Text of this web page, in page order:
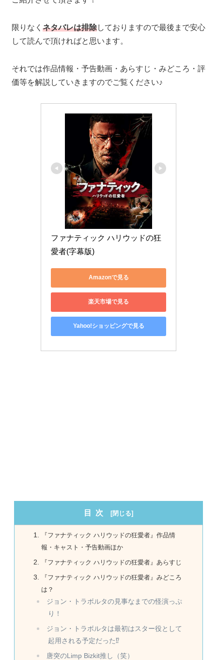
限りなく ネタバレは排除しておりますので最後まで安心
して読んで頂ければと思います。
それでは作品情報・予告動画・あらすじ・みどころ・評
価等を解説していきますのでご覧ください♪
ファナティック ハリウッドの狂
愛者(字幕版)
Amazonで見る
楽天市場で見る
Yahoo!ショッピングで見る
目次
『ファナティック ハリウッドの狂愛者』作品情
報・キャスト・予告動画ほか
『ファナティック ハリウッドの狂愛者』あらすじ
『ファナティック ハリウッドの狂愛者』みどころ
は？
ジョン・トラボルタの見事なまでの怪演っぷ
り！
ジョン・トラボルタは最初はスター役として
起用される予定だった⁉
唐突のLimp Bizkit推し（笑）